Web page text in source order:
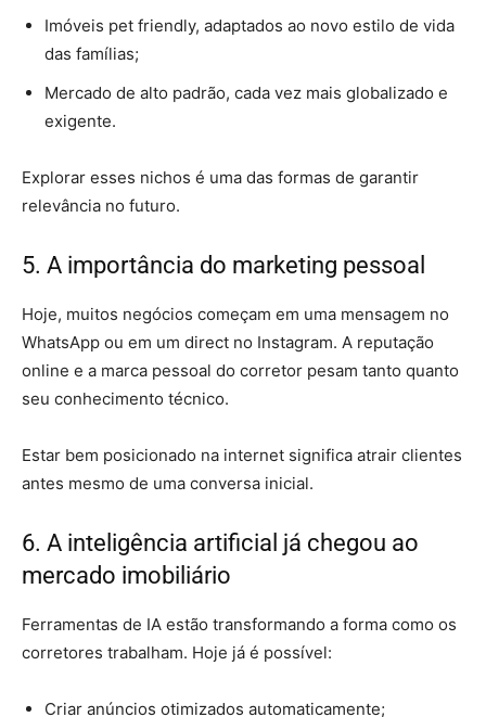
Imóveis pet friendly, adaptados ao novo estilo de vida
das famílias;
Mercado de alto padrão, cada vez mais globalizado e
exigente.
Explorar esses nichos é uma das formas de garantir
relevância no futuro.
5. A importância do marketing pessoal
Hoje, muitos negócios começam em uma mensagem no
WhatsApp ou em um direct no Instagram. A reputação
online e a marca pessoal do corretor pesam tanto quanto
seu conhecimento técnico.
Estar bem posicionado na internet significa atrair clientes
antes mesmo de uma conversa inicial.
6. A inteligência artificial já chegou ao
mercado imobiliário
Ferramentas de IA estão transformando a forma como os
corretores trabalham. Hoje já é possível:
Criar anúncios otimizados automaticamente;